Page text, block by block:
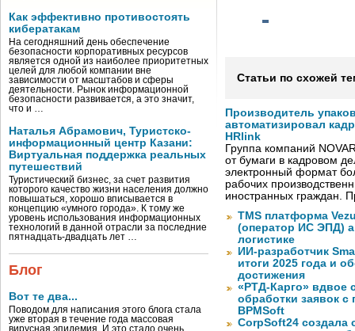
Как эффективно противостоять
кибератакам
На сегодняшний день обеспечение
безопасности корпоративных ресурсов
является одной из наиболее приоритетных
целей для любой компании вне
зависимости от масштабов и сферы
деятельности. Рынок информационной
безопасности развивается, а это значит,
что и …
Наталья Абрамович, Туристско-
информационный центр Казани:
Виртуальная поддержка реальных
путешествий
Туристический бизнес, за счет развития
которого качество жизни населения должно
повышаться, хорошо вписывается в
концепцию «умного города». К тому же
уровень использования информационных
технологий в данной отрасли за последние
пятнадцать-двадцать лет …
Блог
Вот те два...
Поводом для написания этого блога стала
уже вторая в течение года массовая
вирусная эпидемия. И это стало очень
Статьи по схожей
Производитель
автоматизировал
HRlink
Группа компаний
от бумаги в кадровом
электронный формат
рабочих
иностранных граждан.
TMS платформа
(оператор ИС ЭПД)
логистике
ИИ-разработчик
итоги 2025 года и
достижения
«РТД-Карго» вдвое
обработки заявок
BPMSoft
CorpSoft24 создала